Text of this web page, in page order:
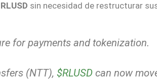
sin necesidad de restructurar
for payments and tokenization.
(NTT), $RLUSD can now